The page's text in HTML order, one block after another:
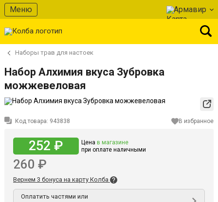
Меню Армавир
Наборы трав для настоек
Набор Алхимия вкуса Зубровка
можжевеловая
Код товара: 943838 В избранное
252 ₽ Цена в магазине
при оплате наличными
260 ₽
Вернем 3 бонуса на карту Колба
Оплатить частями или